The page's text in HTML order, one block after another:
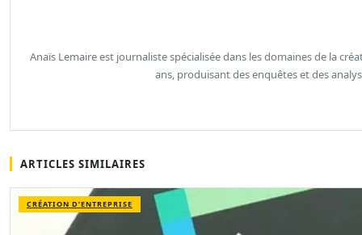
Anaïs Lemaire est journaliste spécialisée dans les domaines de la
ans, produisant des enquêtes et des
ARTICLES SIMILAIRES
CRÉATION D’ENTREPRISE